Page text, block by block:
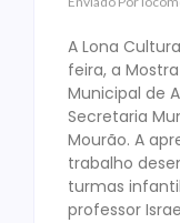
A Lona
feira, a
Municipal de
Secretaria
Mourão. A
trabalho
turmas
professor